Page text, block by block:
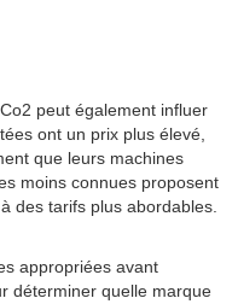
peut également influer
ont un prix plus élevé,
que leurs machines
moins connues proposent
des tarifs plus abordables.
appropriées avant
déterminer quelle marque